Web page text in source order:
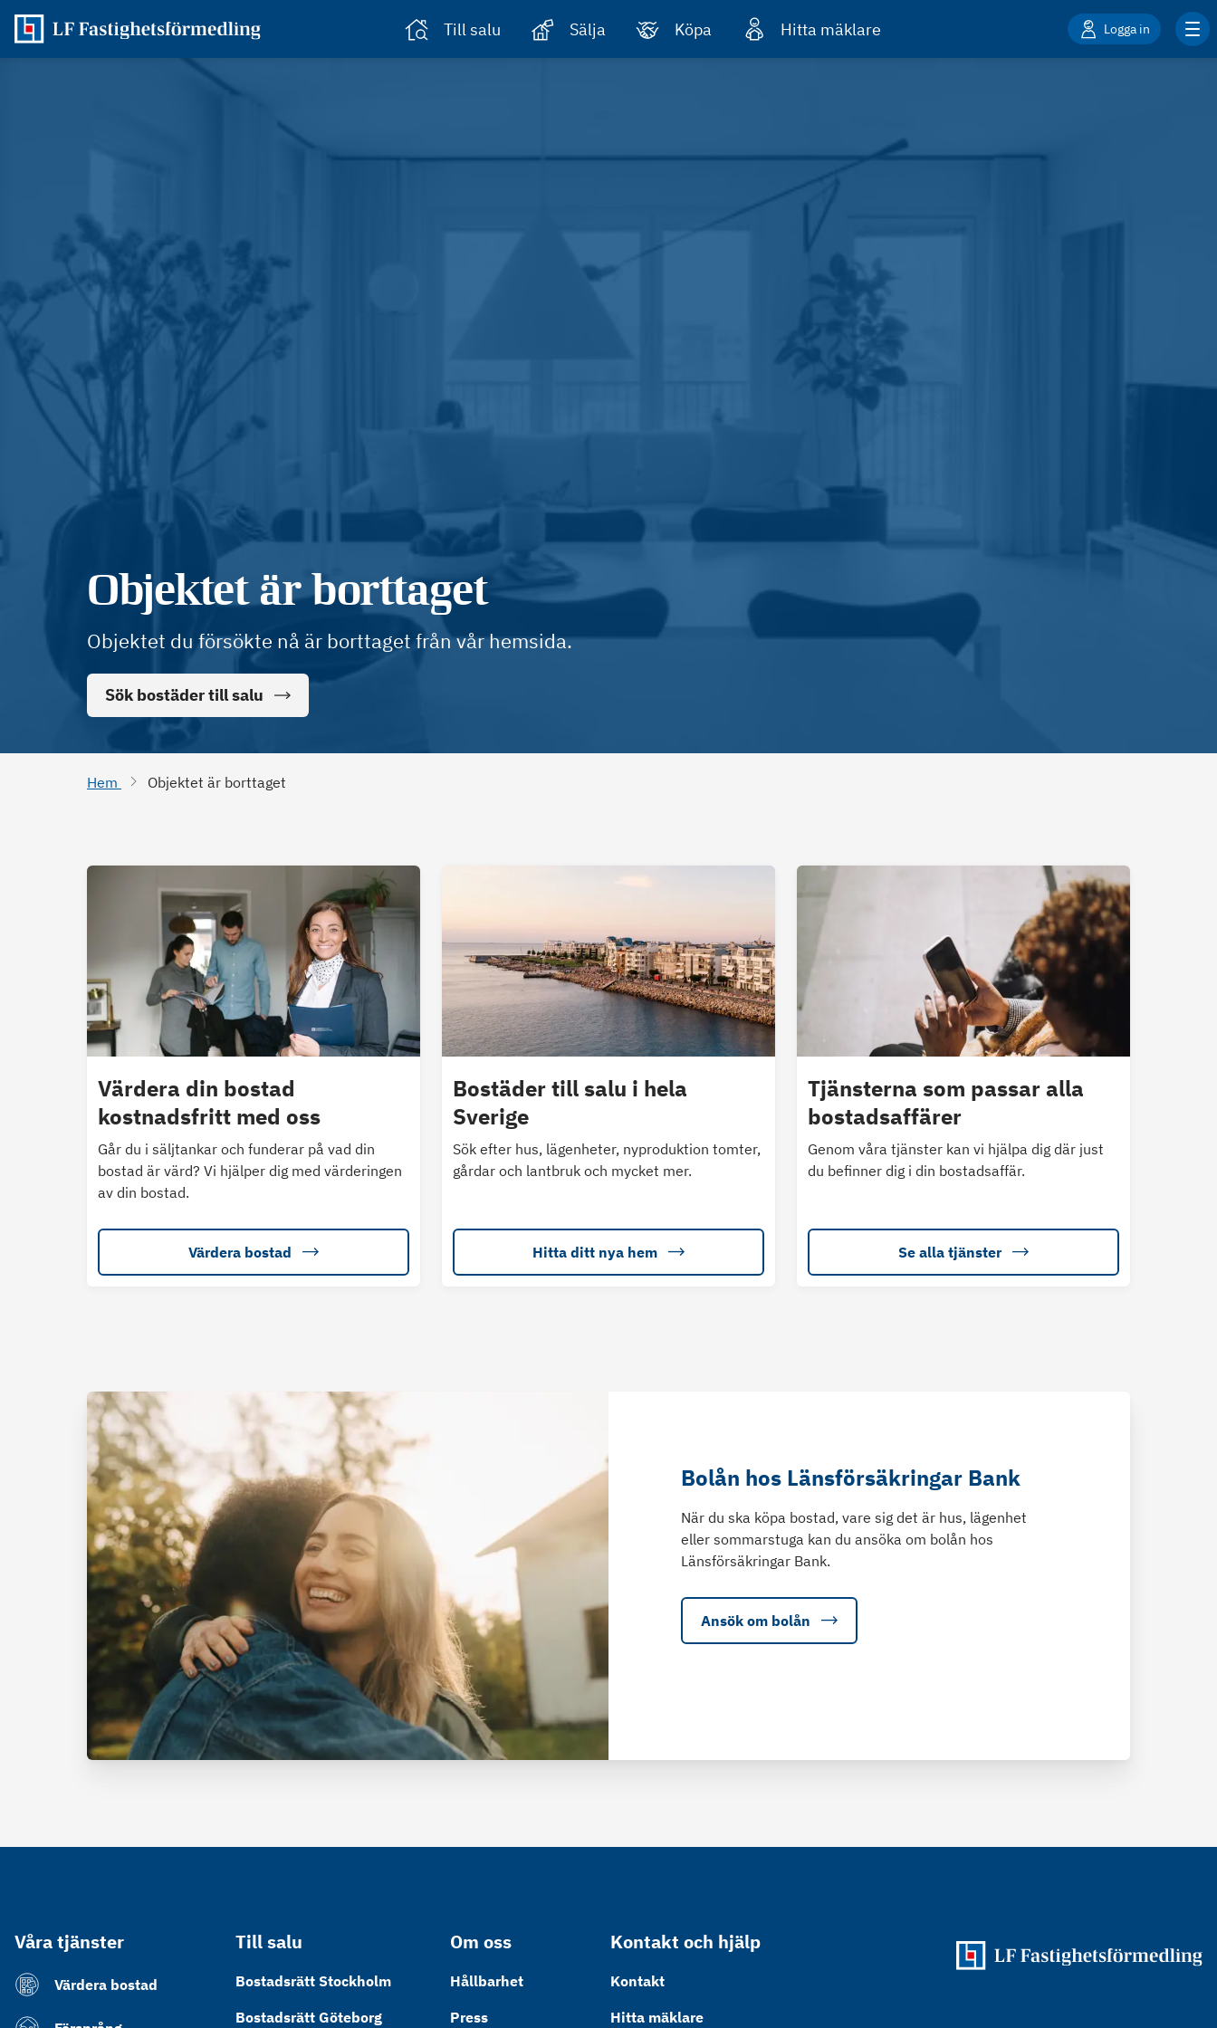
Till salu Sälja Köpa Hitta mäklare Logga in
Objektet är borttaget
Objektet du försökte nå är borttaget från vår hemsida.
Sök bostäder till salu
Hem Objektet är borttaget
Värdera din bostad
kostnadsfritt med oss
Går du i säljtankar och funderar på vad din
bostad är värd? Vi hjälper dig med värderingen
av din bostad.
Värdera bostad
Bostäder till salu i hela
Sverige
Sök efter hus, lägenheter, nyproduktion tomter,
gårdar och lantbruk och mycket mer.
Hitta ditt nya hem
Tjänsterna som passar alla
bostadsaffärer
Genom våra tjänster kan vi hjälpa dig där just
du befinner dig i din bostadsaffär.
Se alla tjänster
Bolån hos Länsförsäkringar Bank
När du ska köpa bostad, vare sig det är hus, lägenhet
eller sommarstuga kan du ansöka om bolån hos
Länsförsäkringar Bank.
Ansök om bolån
Våra tjänster
Värdera bostad
Till salu
Bostadsrätt Stockholm
Bostadsrätt Göteborg
Om oss
Hållbarhet
Press
Kontakt och hjälp
Kontakt
Hitta mäklare